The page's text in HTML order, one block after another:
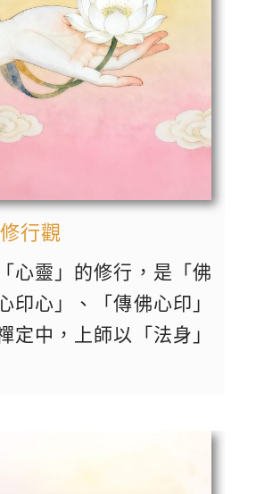
行觀
心靈」的修行，是「佛
印心」、「傳佛心印」
定中，上師以「法身」